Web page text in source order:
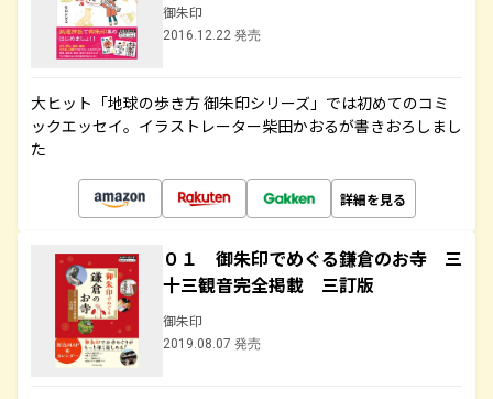
御朱印
2016.12.22 発売
大ヒット「地球の歩き方 御朱印シリーズ」では初めてのコミ
ックエッセイ。イラストレーター柴田かおるが書きおろしまし
た
詳細を見る
０１ 御朱印でめぐる鎌倉のお寺 三
十三観音完全掲載 三訂版
御朱印
2019.08.07 発売